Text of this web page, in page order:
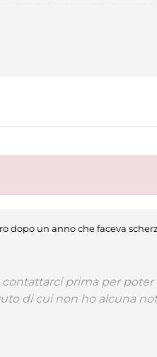
dopo un anno che faceva
prima per poter
di cui non ho alcuna